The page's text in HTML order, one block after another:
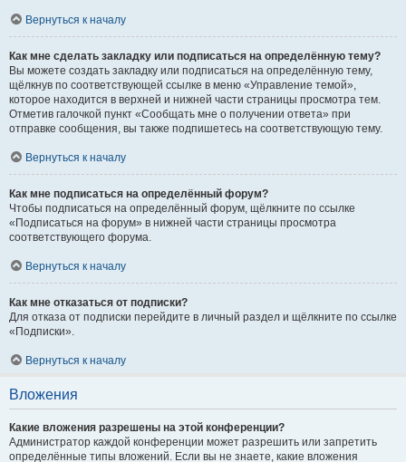
Вернуться к началу
Как мне сделать закладку или подписаться на определённую тему?
Вы можете создать закладку или подписаться на определённую тему,
щёлкнув по соответствующей ссылке в меню «Управление темой»,
которое находится в верхней и нижней части страницы просмотра тем.
Отметив галочкой пункт «Сообщать мне о получении ответа» при
отправке сообщения, вы также подпишетесь на соответствующую тему.
Вернуться к началу
Как мне подписаться на определённый форум?
Чтобы подписаться на определённый форум, щёлкните по ссылке
«Подписаться на форум» в нижней части страницы просмотра
соответствующего форума.
Вернуться к началу
Как мне отказаться от подписки?
Для отказа от подписки перейдите в личный раздел и щёлкните по ссылке
«Подписки».
Вернуться к началу
Вложения
Какие вложения разрешены на этой конференции?
Администратор каждой конференции может разрешить или запретить
определённые типы вложений. Если вы не знаете, какие вложения